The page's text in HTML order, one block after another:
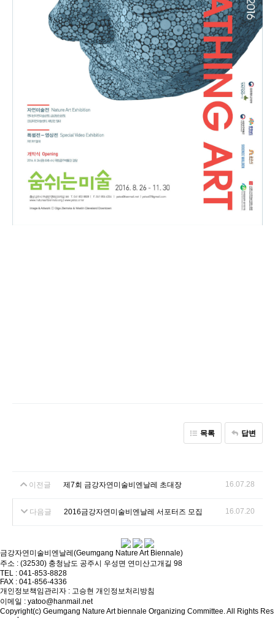
목록 답변
이전글 제7회 금강자연미술비엔날레 초대장 16.07.28
다음글 2016금강자연미술비엔날레 서포터즈 모집 16.07.20
금강자연미술비엔날레(Geumgang Nature Art Biennale)
주소 : (32530) 충청남도 공주시 우성면 연미산고개길 98
TEL : 041-853-8828
FAX : 041-856-4336
개인정보책임관리자 : 고승현 개인정보처리방침
이메일 : yatoo@hanmail.net
Copyright(c) Geumgang Nature Art biennale Organizing Committee. All Rights Res